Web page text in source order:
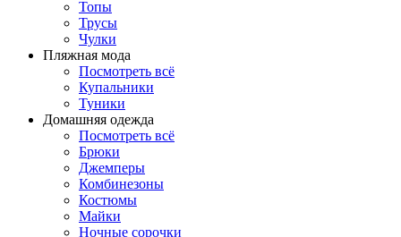
Топы
Трусы
Чулки
Пляжная мода
Посмотреть всё
Купальники
Туники
Домашняя одежда
Посмотреть всё
Брюки
Джемперы
Комбинезоны
Костюмы
Майки
Ночные сорочки